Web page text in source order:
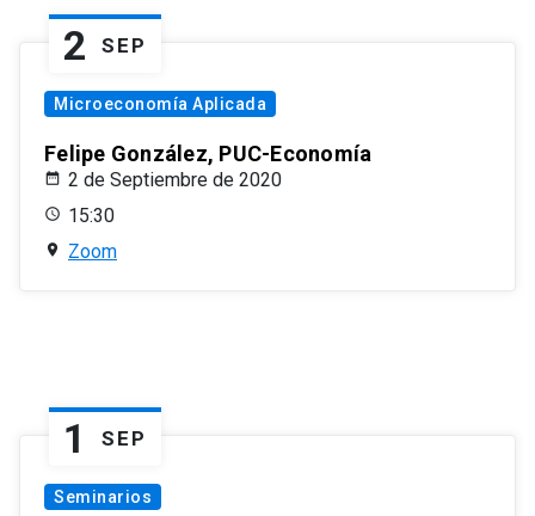
2 SEP
Microeconomía Aplicada
Felipe González, PUC-Economía
2 de Septiembre de 2020
15:30
Zoom
1 SEP
Seminarios